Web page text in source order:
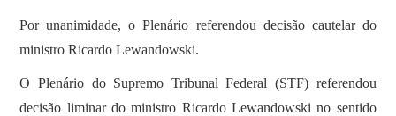
Por unanimidade, o Plenário referendou decisão cautelar do
ministro Ricardo Lewandowski.
O Plenário do Supremo Tribunal Federal (STF) referendou
decisão liminar do ministro Ricardo Lewandowski no sentido